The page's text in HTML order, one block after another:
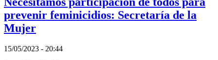
prevenir feminicidios: Secretaría de la
Mujer
15/05/2023 - 20:44